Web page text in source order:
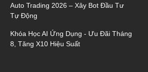
Auto Trading 2026 – Xây Bot Đầu Tư
Tự Động
Khóa Học AI Ứng Dụng - Ưu Đãi Tháng
8, Tăng X10 Hiệu Suất